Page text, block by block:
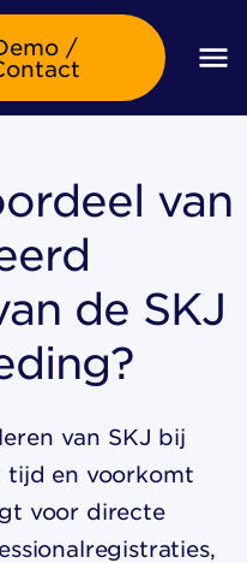
/
van
de SKJ
van SKJ bij
tijd en voorkomt
voor directe